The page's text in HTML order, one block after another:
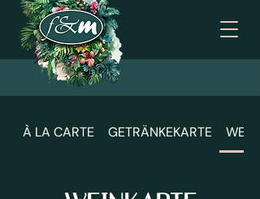
À LA CARTE GETRÄNKEKARTE